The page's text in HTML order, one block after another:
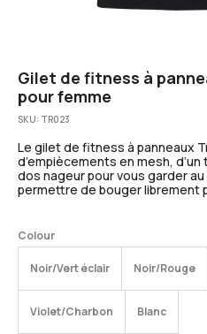
Gilet de fitness à
pour femme
SKU: TR023
Le gilet de fitness à panneaux
d’empiècements en mesh,
dos nageur pour vous garder au
permettre de bouger librement
Colour
Noir/Vert éclair Noir/Rouge
Violet/Charbon Blanc